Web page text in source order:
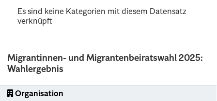
Migrantinnen- und Migrantenbeiratswahl 2025:
Wahlergebnis
Organisation
Es sind keine Kategorien mit diesem Datensatz
verknüpft